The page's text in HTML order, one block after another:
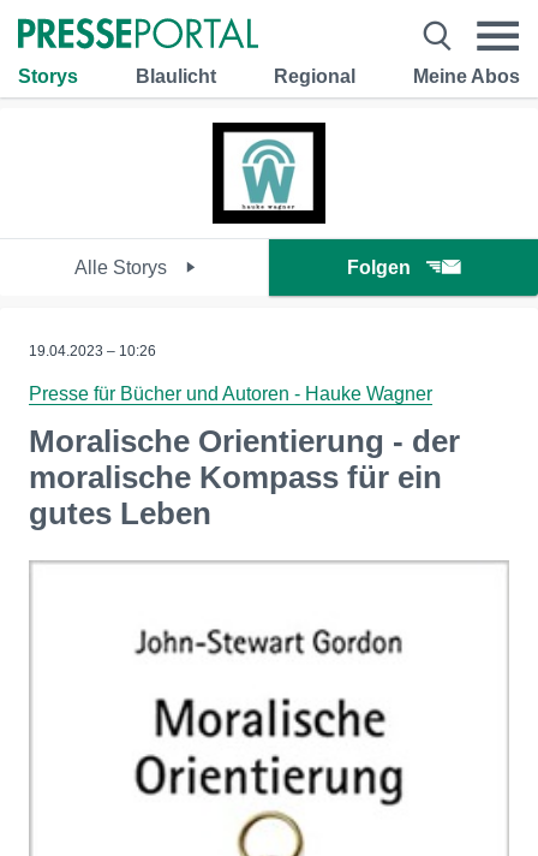
Storys Blaulicht Regional Meine Abos
Alle Storys Folgen
19.04.2023 – 10:26
Presse für Bücher und Autoren - Hauke Wagner
Moralische Orientierung - der
moralische Kompass für ein
gutes Leben